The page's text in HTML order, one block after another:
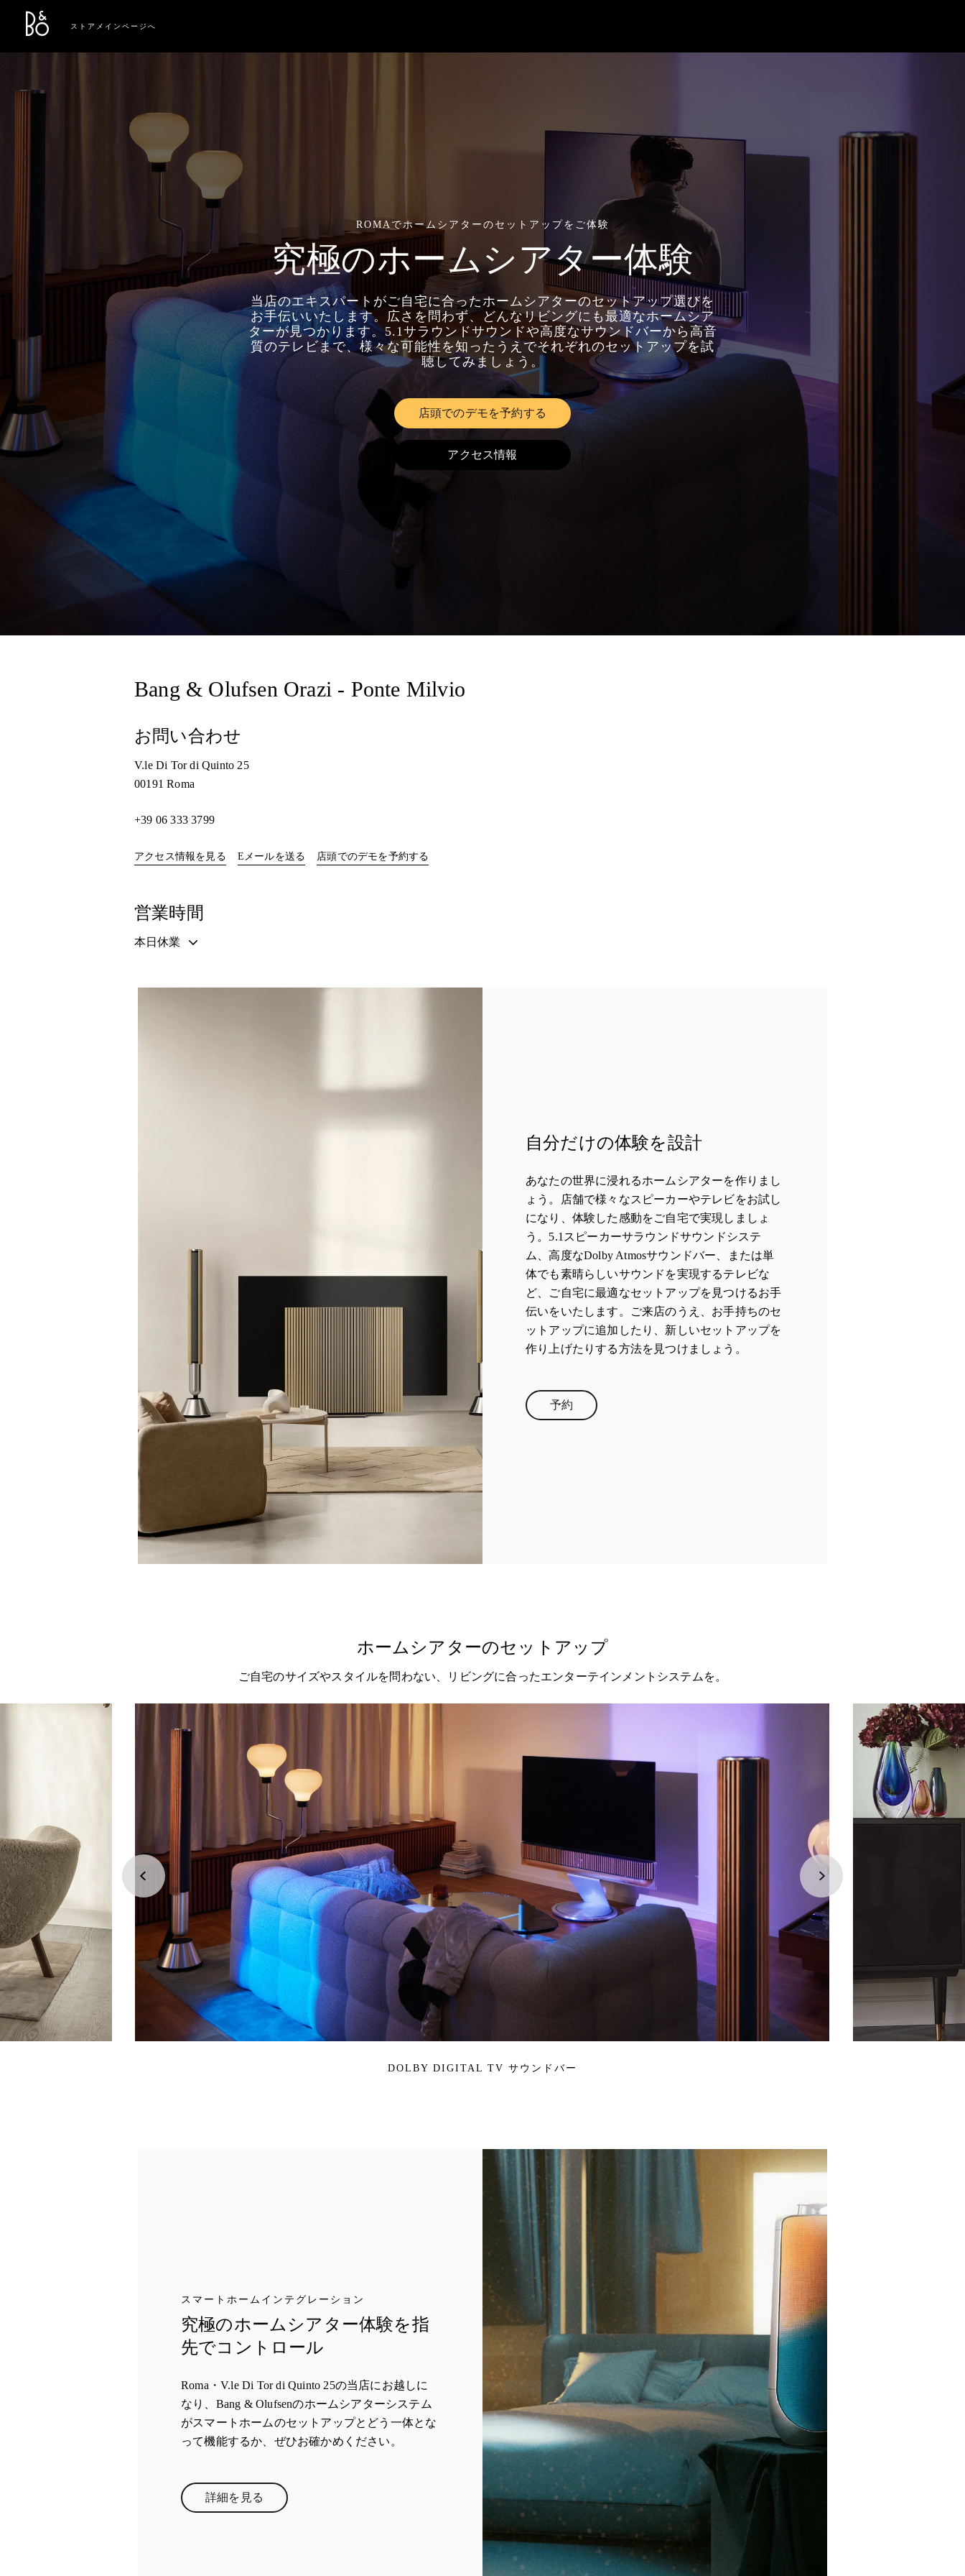
Bang & Olufsen - Exist to Create
ストアメインページへ
ROMAでホームシアターのセットアップをご体験
究極のホームシアター体験
当店のエキスパートがご自宅に合ったホームシアターのセットアップ選びを
お手伝いいたします。広さを問わず、どんなリビングにも最適なホームシア
ターが見つかります。5.1サラウンドサウンドや高度なサウンドバーから高音
質のテレビまで、様々な可能性を知ったうえでそれぞれのセットアップを試
聴してみましょう。
店頭でのデモを予約する
Link Opens in New Tab
アクセス情報Link Opens in New Tab
Bang & Olufsen Orazi - Ponte Milvio
お問い合わせ
V.le Di Tor di Quinto 25
00191 Roma
+39 06 333 3799
アクセス情報を見る Link Opens in New Tab
Eメールを送る 店頭でのデモを予約する
営業時間
本日休業
自分だけの体験を設計
あなたの世界に浸れるホームシアターを作りまし
ょう。店舗で様々なスピーカーやテレビをお試し
になり、体験した感動をご自宅で実現しましょ
う。5.1スピーカーサラウンドサウンドシステ
ム、高度なDolby Atmosサウンドバー、または単
体でも素晴らしいサウンドを実現するテレビな
ど、ご自宅に最適なセットアップを見つけるお手
伝いをいたします。ご来店のうえ、お手持ちのセ
ットアップに追加したり、新しいセットアップを
作り上げたりする方法を見つけましょう。
予約Link Opens in New Tab
ホームシアターのセットアップ
ご自宅のサイズやスタイルを問わない、リビングに合ったエンターテインメントシステムを。
DOLBY DIGITAL TV サウンドバー
イベント画像
スマートホームインテグレーション
究極のホームシアター体験を指
先でコントロール
Roma・V.le Di Tor di Quinto 25の当店にお越しに
なり、Bang & Olufsenのホームシアターシステム
がスマートホームのセットアップとどう一体とな
って機能するか、ぜひお確かめください。
詳細を見るLink Opens in New Tab